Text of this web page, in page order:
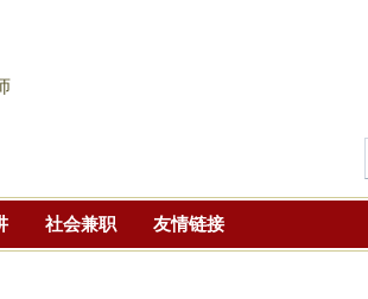
社会兼职 友情链接